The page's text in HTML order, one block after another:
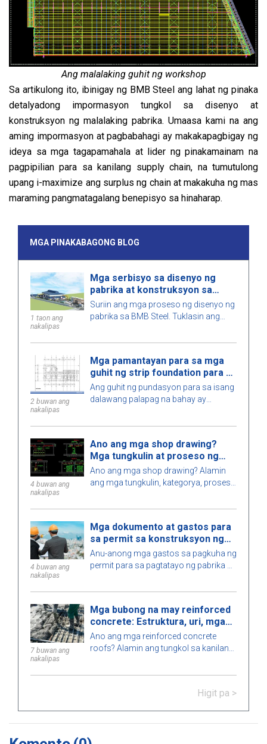
Ang malalaking guhit ng workshop
Sa artikulong ito, ibinigay ng BMB Steel ang lahat ng pinaka
detalyadong impormasyon tungkol sa disenyo at
konstruksyon ng malalaking pabrika. Umaasa kami na ang
aming impormasyon at pagbabahagi ay makakapagbigay ng
ideya sa mga tagapamahala at lider ng pinakamainam na
pagpipilian para sa kanilang supply chain, na tumutulong
upang i-maximize ang surplus ng chain at makakuha ng mas
maraming pangmatagalang benepisyo sa hinaharap.
MGA PINAKABAGONG BLOG
1 taon ang
nakalipas
Mga serbisyo sa disenyo ng
pabrika at konstruksyon sa
Vietnam 2026
Suriin ang mga proseso ng disenyo ng
pabrika sa BMB Steel. Tuklasin ang
gastos, at tiyakin ang mataas na
kalidad ng konstruksyon.
2 buwan ang
nakalipas
Mga pamantayan para sa mga
guhit ng strip foundation para sa
isang dalawang palapag na
bahay
Ang guhit ng pundasyon para sa isang
dalawang palapag na bahay ay
tumutulong upang masiguro ang ligtas
na konstruksyon.
4 buwan ang
nakalipas
Ano ang mga shop drawing?
Mga tungkulin at proseso ng
pagpapatupad
Ano ang mga shop drawing? Alamin
ang mga tungkulin, kategorya, proseso
4 buwan ang
nakalipas
Mga dokumento at gastos para
sa permit sa konstruksyon ng
pabrika sa 2026
Anu-anong mga gastos sa pagkuha ng
permit para sa pagtatayo ng pabrika sa
iisyu ng permit? Alamin dito.
7 buwan ang
nakalipas
Mga bubong na may reinforced
concrete: Estruktura, uri, mga
kalamangan at kahinaan
Ano ang mga reinforced concrete
roofs? Alamin ang tungkol sa kanilang
tala para sa tamang pag-install.Higit pa >